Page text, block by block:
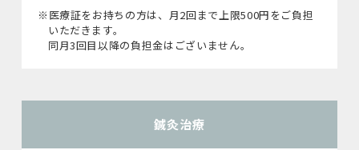
※医療証をお持ちの方は、月2回まで上限500円をご負担
いただきます。
同月3回目以降の負担金はございません。
鍼灸治療